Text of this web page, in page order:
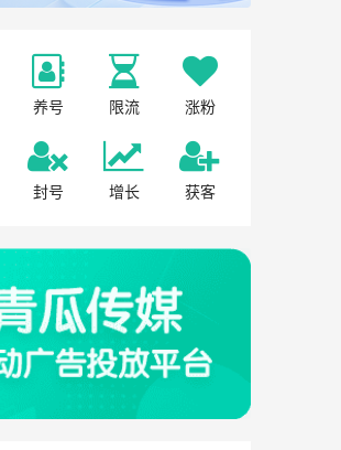
养号 限流 涨粉
封号 增长 获客